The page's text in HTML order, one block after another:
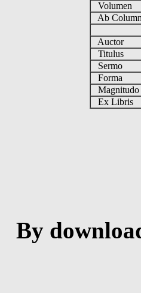
Volumen
Ab
Auctor
Titulus
Sermo
Forma
Magnitudo
Ex Libris
By